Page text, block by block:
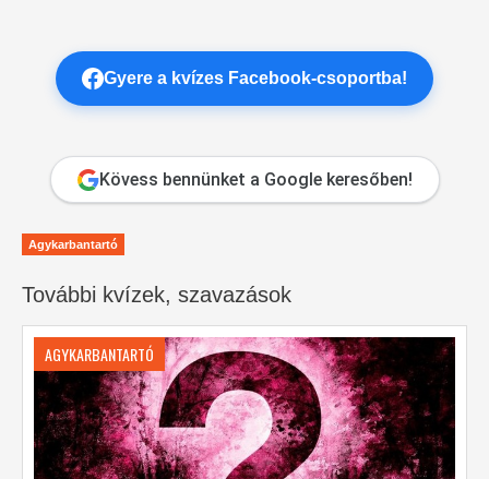
Gyere a kvízes Facebook-csoportba!
Kövess bennünket a Google keresőben!
Agykarbantartó
További kvízek, szavazások
AGYKARBANTARTÓ